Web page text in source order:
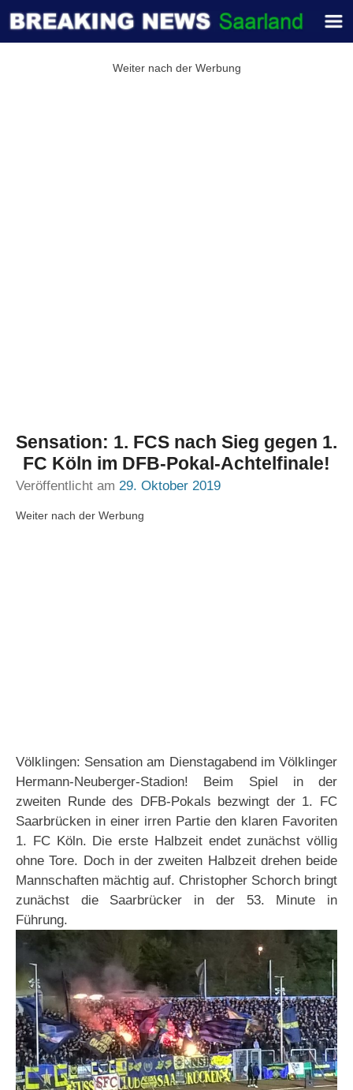
Weiter nach der Werbung
Sensation: 1. FCS nach Sieg gegen 1.
FC Köln im DFB-Pokal-Achtelfinale!
Veröffentlicht am 29. Oktober 2019
Weiter nach der Werbung
Völklingen: Sensation am Dienstagabend im Völklinger
Hermann-Neuberger-Stadion! Beim Spiel in der
zweiten Runde des DFB-Pokals bezwingt der 1. FC
Saarbrücken in einer irren Partie den klaren Favoriten
1. FC Köln. Die erste Halbzeit endet zunächst völlig
ohne Tore. Doch in der zweiten Halbzeit drehen beide
Mannschaften mächtig auf. Christopher Schorch bringt
zunächst die Saarbrücker in der 53. Minute in
Führung.